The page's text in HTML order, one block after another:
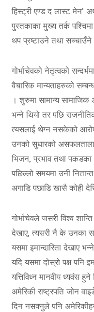
हिस्ट्री एण्ड द लास्ट मेन’
पुस्तकाका मुख्य तर्क पश्चिमा
थप प्रष्टाउने तथा
गोर्भाचेवको नेतृत्वको
वैचारिक मान्यताहरुको
। शुरुमा सामान्य
भन्ने थियो तर पछि
त्यसलाई थेग्न नसकेको
उनको सुधारको
भिजन, प्रभाव तथा पकडका
पछिल्लो समयमा उनी
अगाडि पछाडि खासै कोही
गोर्भाचेवले जसरी विश्व
देखाए, त्यसरी नै के उनका
यसमा इमान्दारिता देखाए
यदि यसमा दोस्रो पक्ष पनि
यत्तिविध्न मानवीय ध्यवंस
अमेरिकी राष्ट्रपति जोन
दिन नसक्नुले पनि